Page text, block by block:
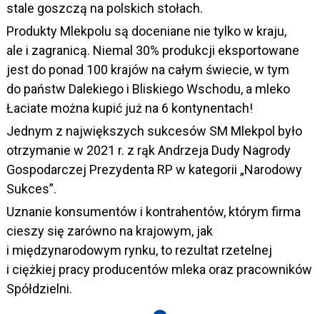
stale goszczą na polskich stołach.
Produkty Mlekpolu są doceniane nie tylko w kraju,
ale i zagranicą. Niemal 30% produkcji eksportowane
jest do ponad 100 krajów na całym świecie, w tym
do państw Dalekiego i Bliskiego Wschodu, a mleko
Łaciate można kupić już na 6 kontynentach!
Jednym z największych sukcesów SM Mlekpol było
otrzymanie w 2021 r. z rąk Andrzeja Dudy Nagrody
Gospodarczej Prezydenta RP w kategorii „Narodowy
Sukces”.
Uznanie konsumentów i kontrahentów, którym firma
cieszy się zarówno na krajowym, jak
i międzynarodowym rynku, to rezultat rzetelnej
i ciężkiej pracy producentów mleka oraz pracowników
Spółdzielni.